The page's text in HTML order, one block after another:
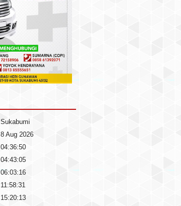
Sukabumi
8 Aug 2026
04:36:50
04:43:05
06:03:16
11:58:31
15:20:13